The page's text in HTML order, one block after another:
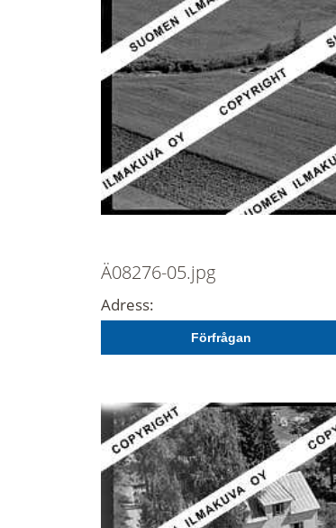
Ä08276-05.jpg
Adress:
Förfrågan